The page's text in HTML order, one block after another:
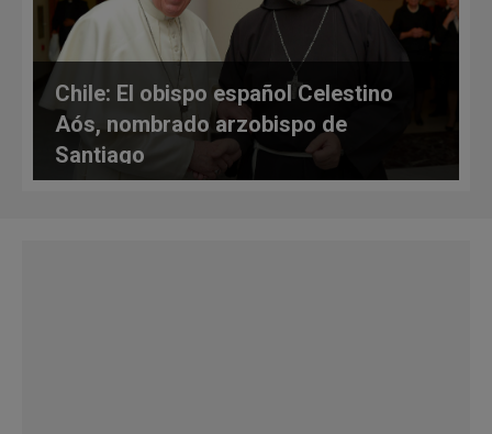
Chile: El obispo español Celestino
Aós, nombrado arzobispo de
Santiago